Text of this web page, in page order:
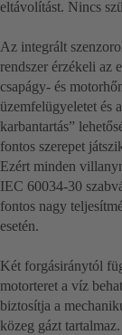
eltávolítást. Nincs
Az integrált
rendszer érzékeli az
csapágy- és
üzemfelügyeletet és
karbantartás”
fontos szerepet
Ezért minden
IEC 60034-30
fontos nagy
esetén.
Két forgásiránytól
motorteret a víz
biztosítja a
közeg gázt